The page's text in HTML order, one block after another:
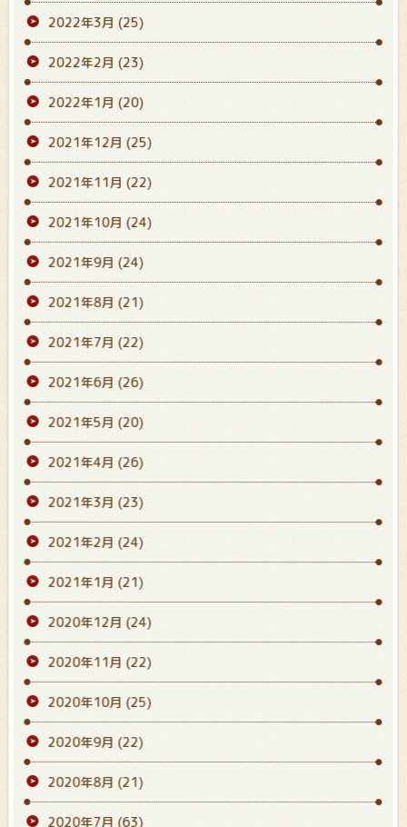
2022年3月 (25)
2022年2月 (23)
2022年1月 (20)
2021年12月 (25)
2021年11月 (22)
2021年10月 (24)
2021年9月 (24)
2021年8月 (21)
2021年7月 (22)
2021年6月 (26)
2021年5月 (20)
2021年4月 (26)
2021年3月 (23)
2021年2月 (24)
2021年1月 (21)
2020年12月 (24)
2020年11月 (22)
2020年10月 (25)
2020年9月 (22)
2020年8月 (21)
2020年7月 (63)